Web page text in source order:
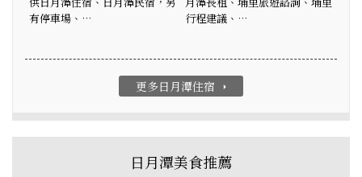
有停車場、…
行程建議、…
更多日月潭住宿 arrow_right
日月潭美食推薦